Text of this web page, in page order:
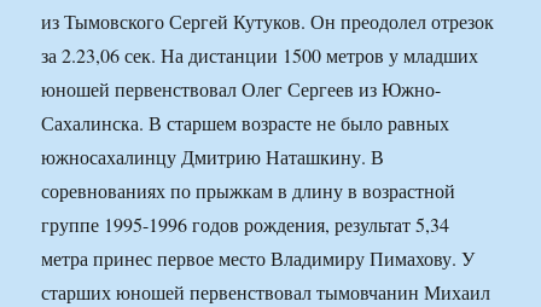
из Тымовского Сергей Кутуков. Он преодолел отрезок
за 2.23,06 сек. На дистанции 1500 метров у младших
юношей первенствовал Олег Сергеев из Южно-
Сахалинска. В старшем возрасте не было равных
южносахалинцу Дмитрию Наташкину. В
соревнованиях по прыжкам в длину в возрастной
группе 1995-1996 годов рождения, результат 5,34
метра принес первое место Владимиру Пимахову. У
старших юношей первенствовал тымовчанин Михаил